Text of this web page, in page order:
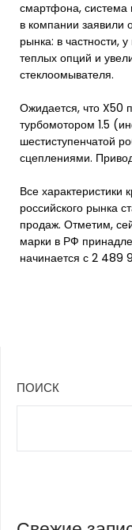
смартфона, система
в компании заявили
рынка: в частности,
теплых опций и
стеклоомывателя.
Ожидается, что X50
турбомотором 1.5
шестиступенчатой
сцеплениями.
Все
российского рынка
продаж. Отметим,
марки в РФ
начинается с 2 489
ПОИСК